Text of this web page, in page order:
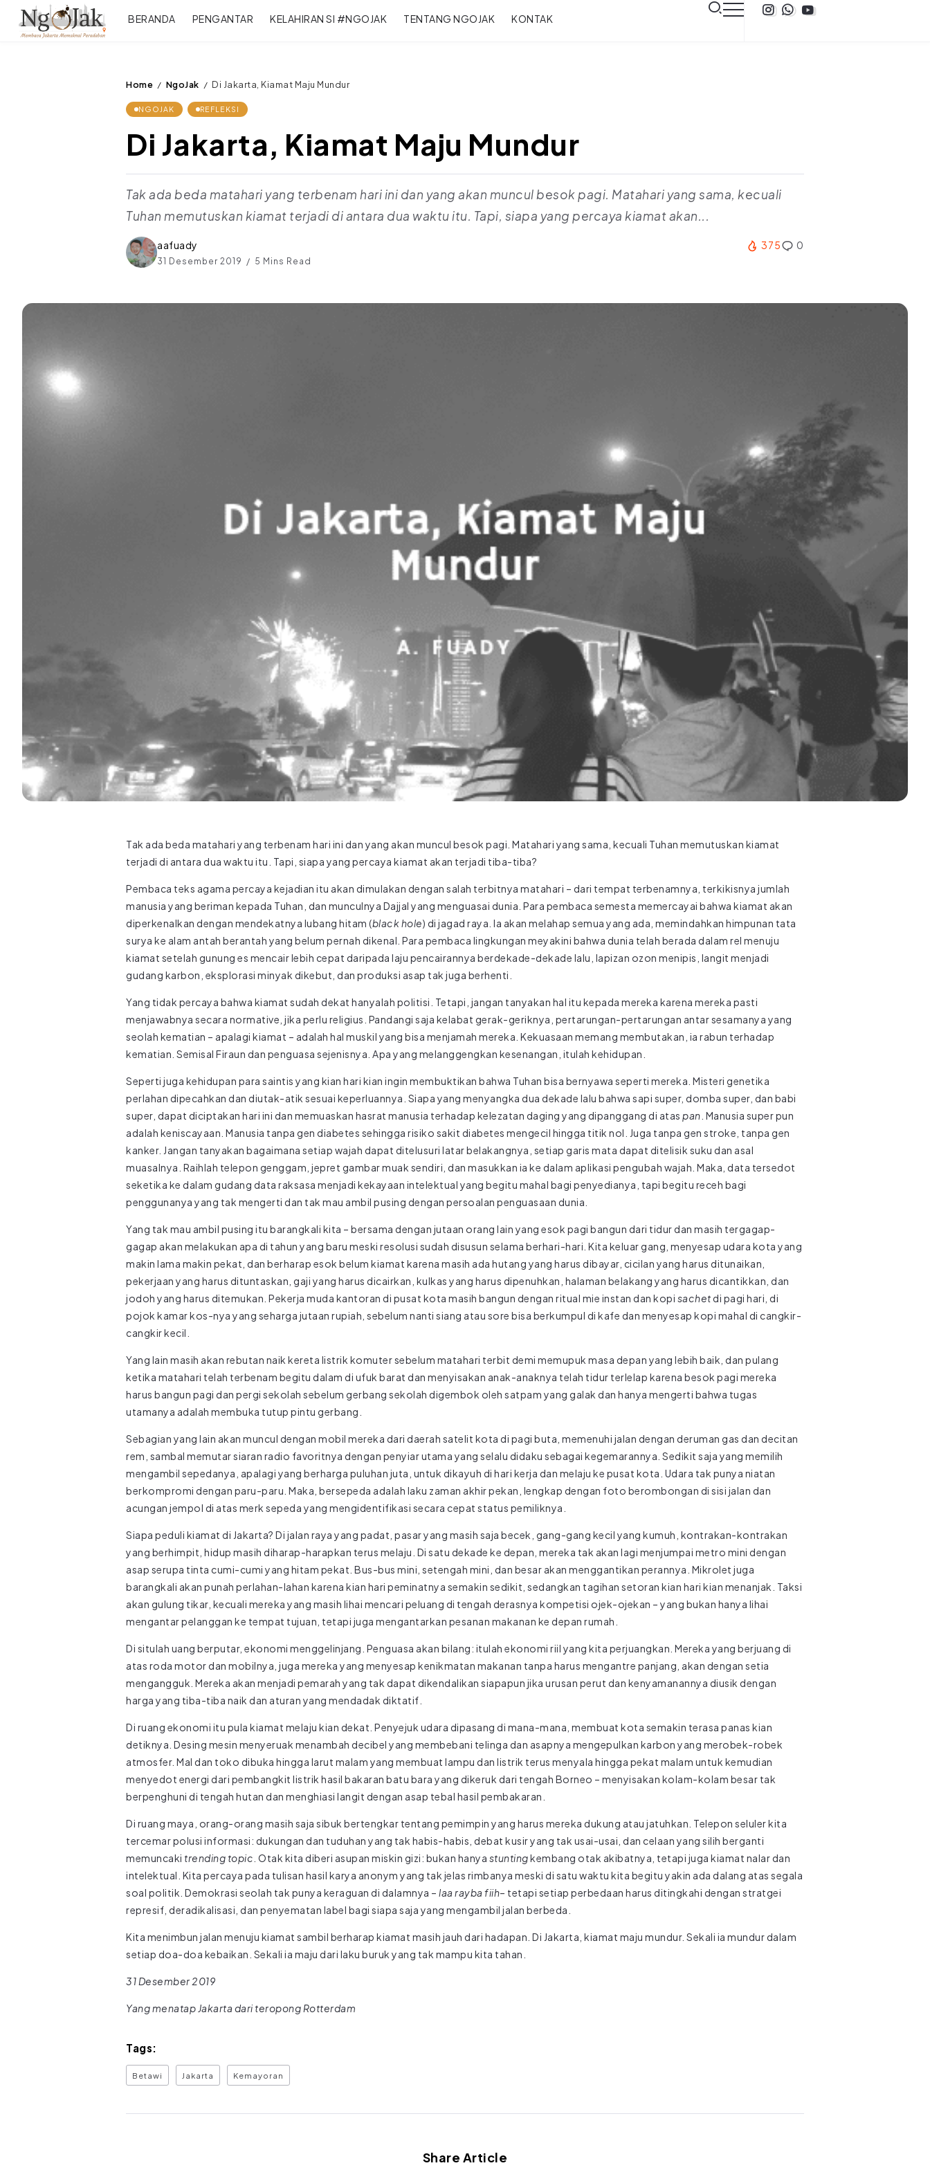
BERANDA PENGANTAR KELAHIRAN SI #NGOJAK TENTANG NGOJAK KONTAK
Home / NgoJak / Di Jakarta, Kiamat Maju Mundur
NGOJAK REFLEKSI
Di Jakarta, Kiamat Maju Mundur
Tak ada beda matahari yang terbenam hari ini dan yang akan muncul besok pagi. Matahari yang sama, kecuali
Tuhan memutuskan kiamat terjadi di antara dua waktu itu. Tapi, siapa yang percaya kiamat akan...
aafuady
31 Desember 2019 5 Mins Read
375 0
Tak ada beda matahari yang terbenam hari ini dan yang akan muncul besok pagi. Matahari yang sama, kecuali Tuhan memutuskan kiamat
terjadi di antara dua waktu itu. Tapi, siapa yang percaya kiamat akan terjadi tiba-tiba?
Pembaca teks agama percaya kejadian itu akan dimulakan dengan salah terbitnya matahari – dari tempat terbenamnya, terkikisnya jumlah
manusia yang beriman kepada Tuhan, dan munculnya Dajjal yang menguasai dunia. Para pembaca semesta memercayai bahwa kiamat akan
diperkenalkan dengan mendekatnya lubang hitam (black hole) di jagad raya. Ia akan melahap semua yang ada, memindahkan himpunan tata
surya ke alam antah berantah yang belum pernah dikenal. Para pembaca lingkungan meyakini bahwa dunia telah berada dalam rel menuju
kiamat setelah gunung es mencair lebih cepat daripada laju pencairannya berdekade-dekade lalu, lapizan ozon menipis, langit menjadi
gudang karbon, eksplorasi minyak dikebut, dan produksi asap tak juga berhenti.
Yang tidak percaya bahwa kiamat sudah dekat hanyalah politisi. Tetapi, jangan tanyakan hal itu kepada mereka karena mereka pasti
menjawabnya secara normative, jika perlu religius. Pandangi saja kelabat gerak-geriknya, pertarungan-pertarungan antar sesamanya yang
seolah kematian – apalagi kiamat – adalah hal muskil yang bisa menjamah mereka. Kekuasaan memang membutakan, ia rabun terhadap
kematian. Semisal Firaun dan penguasa sejenisnya. Apa yang melanggengkan kesenangan, itulah kehidupan.
Seperti juga kehidupan para saintis yang kian hari kian ingin membuktikan bahwa Tuhan bisa bernyawa seperti mereka. Misteri genetika
perlahan dipecahkan dan diutak-atik sesuai keperluannya. Siapa yang menyangka dua dekade lalu bahwa sapi super, domba super, dan babi
super, dapat diciptakan hari ini dan memuaskan hasrat manusia terhadap kelezatan daging yang dipanggang di atas pan . Manusia super pun
adalah keniscayaan. Manusia tanpa gen diabetes sehingga risiko sakit diabetes mengecil hingga titik nol. Juga tanpa gen stroke, tanpa gen
kanker. Jangan tanyakan bagaimana setiap wajah dapat ditelusuri latar belakangnya, setiap garis mata dapat ditelisik suku dan asal
muasalnya. Raihlah telepon genggam, jepret gambar muak sendiri, dan masukkan ia ke dalam aplikasi pengubah wajah. Maka, data tersedot
seketika ke dalam gudang data raksasa menjadi kekayaan intelektual yang begitu mahal bagi penyedianya, tapi begitu receh bagi
penggunanya yang tak mengerti dan tak mau ambil pusing dengan persoalan penguasaan dunia.
Yang tak mau ambil pusing itu barangkali kita – bersama dengan jutaan orang lain yang esok pagi bangun dari tidur dan masih tergagap-
gagap akan melakukan apa di tahun yang baru meski resolusi sudah disusun selama berhari-hari. Kita keluar gang, menyesap udara kota yang
makin lama makin pekat, dan berharap esok belum kiamat karena masih ada hutang yang harus dibayar, cicilan yang harus ditunaikan,
pekerjaan yang harus dituntaskan, gaji yang harus dicairkan, kulkas yang harus dipenuhkan, halaman belakang yang harus dicantikkan, dan
jodoh yang harus ditemukan. Pekerja muda kantoran di pusat kota masih bangun dengan ritual mie instan dan kopi sachet di pagi hari, di
pojok kamar kos-nya yang seharga jutaan rupiah, sebelum nanti siang atau sore bisa berkumpul di kafe dan menyesap kopi mahal di cangkir-
cangkir kecil.
Yang lain masih akan rebutan naik kereta listrik komuter sebelum matahari terbit demi memupuk masa depan yang lebih baik, dan pulang
ketika matahari telah terbenam begitu dalam di ufuk barat dan menyisakan anak-anaknya telah tidur terlelap karena besok pagi mereka
harus bangun pagi dan pergi sekolah sebelum gerbang sekolah digembok oleh satpam yang galak dan hanya mengerti bahwa tugas
utamanya adalah membuka tutup pintu gerbang.
Sebagian yang lain akan muncul dengan mobil mereka dari daerah satelit kota di pagi buta, memenuhi jalan dengan deruman gas dan decitan
rem, sambal memutar siaran radio favoritnya dengan penyiar utama yang selalu didaku sebagai kegemarannya. Sedikit saja yang memilih
mengambil sepedanya, apalagi yang berharga puluhan juta, untuk dikayuh di hari kerja dan melaju ke pusat kota. Udara tak punya niatan
berkompromi dengan paru-paru. Maka, bersepeda adalah laku zaman akhir pekan, lengkap dengan foto berombongan di sisi jalan dan
acungan jempol di atas merk sepeda yang mengidentifikasi secara cepat status pemiliknya.
Siapa peduli kiamat di Jakarta? Di jalan raya yang padat, pasar yang masih saja becek, gang-gang kecil yang kumuh, kontrakan-kontrakan
yang berhimpit, hidup masih diharap-harapkan terus melaju. Di satu dekade ke depan, mereka tak akan lagi menjumpai metro mini dengan
asap serupa tinta cumi-cumi yang hitam pekat. Bus-bus mini, setengah mini, dan besar akan menggantikan perannya. Mikrolet juga
barangkali akan punah perlahan-lahan karena kian hari peminatnya semakin sedikit, sedangkan tagihan setoran kian hari kian menanjak. Taksi
akan gulung tikar, kecuali mereka yang masih lihai mencari peluang di tengah derasnya kompetisi ojek-ojekan – yang bukan hanya lihai
mengantar pelanggan ke tempat tujuan, tetapi juga mengantarkan pesanan makanan ke depan rumah.
Di situlah uang berputar, ekonomi menggelinjang. Penguasa akan bilang: itulah ekonomi riil yang kita perjuangkan. Mereka yang berjuang di
atas roda motor dan mobilnya, juga mereka yang menyesap kenikmatan makanan tanpa harus mengantre panjang, akan dengan setia
mengangguk. Mereka akan menjadi pemarah yang tak dapat dikendalikan siapapun jika urusan perut dan kenyamanannya diusik dengan
harga yang tiba-tiba naik dan aturan yang mendadak diktatif.
Di ruang ekonomi itu pula kiamat melaju kian dekat. Penyejuk udara dipasang di mana-mana, membuat kota semakin terasa panas kian
detiknya. Desing mesin menyeruak menambah decibel yang membebani telinga dan asapnya mengepulkan karbon yang merobek-robek
atmosfer. Mal dan toko dibuka hingga larut malam yang membuat lampu dan listrik terus menyala hingga pekat malam untuk kemudian
menyedot energi dari pembangkit listrik hasil bakaran batu bara yang dikeruk dari tengah Borneo – menyisakan kolam-kolam besar tak
berpenghuni di tengah hutan dan menghiasi langit dengan asap tebal hasil pembakaran.
Di ruang maya, orang-orang masih saja sibuk bertengkar tentang pemimpin yang harus mereka dukung atau jatuhkan. Telepon seluler kita
tercemar polusi informasi: dukungan dan tuduhan yang tak habis-habis, debat kusir yang tak usai-usai, dan celaan yang silih berganti
memuncaki trending topic . Otak kita diberi asupan miskin gizi: bukan hanya stuntingkembang otak akibatnya, tetapi juga kiamat nalar dan
intelektual. Kita percaya pada tulisan hasil karya anonym yang tak jelas rimbanya meski di satu waktu kita begitu yakin ada dalang atas segala
soal politik. Demokrasi seolah tak punya keraguan di dalamnya – laa rayba fiih– tetapi setiap perbedaan harus ditingkahi dengan stratgei
represif, deradikalisasi, dan penyematan label bagi siapa saja yang mengambil jalan berbeda.
Kita menimbun jalan menuju kiamat sambil berharap kiamat masih jauh dari hadapan. Di Jakarta, kiamat maju mundur. Sekali ia mundur dalam
setiap doa-doa kebaikan. Sekali ia maju dari laku buruk yang tak mampu kita tahan.
31 Desember 2019
Yang menatap Jakarta dari teropong Rotterdam
Tags:
Betawi Jakarta Kemayoran
Share Article